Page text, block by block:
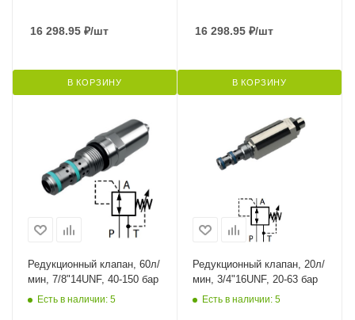
16 298.95 ₽/шт
В КОРЗИНУ
16 298.95 ₽/шт
В КОРЗИНУ
Редукционный клапан, 60л/
мин, 7/8"14UNF, 40-150 бар
Есть в наличии: 5
Редукционный клапан, 20л/
мин, 3/4"16UNF, 20-63 бар
Есть в наличии: 5